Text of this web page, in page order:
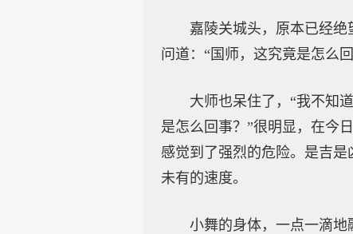
嘉陵关城头，原本已经
问道：“国师，这究竟是怎么
大师也呆住了，“我不知
是怎么回事？”很明显，在今
感觉到了强烈的危险。是吉
未有的速度。
小舞的身体，一点一滴